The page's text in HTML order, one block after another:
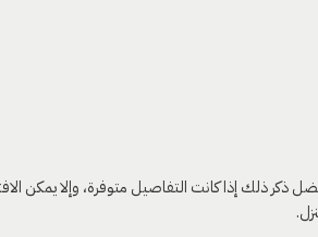
ذلك إذا كانت التفاصيل متوفرة، وإلا يمكن